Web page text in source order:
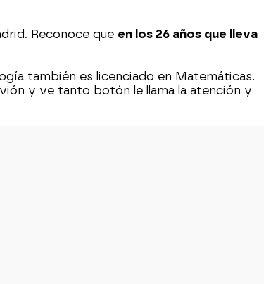
Reconoce que en los 26 años que lleva
también es licenciado en Matemáticas.
y ve tanto botón le llama la atención y